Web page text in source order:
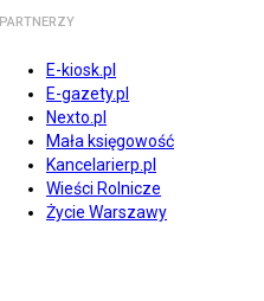
PARTNERZY
E-kiosk.pl
E-gazety.pl
Nexto.pl
Mała księgowość
Kancelarierp.pl
Wieści Rolnicze
Życie Warszawy